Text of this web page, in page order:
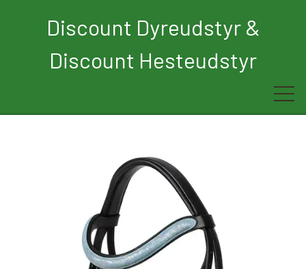
Discount Dyreudstyr &
Discount Hesteudstyr
Forside
Rytter
Hest
Børn